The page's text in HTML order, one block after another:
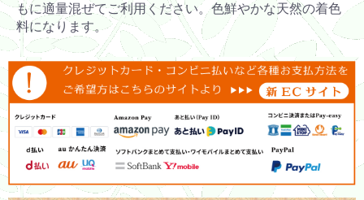
もに適量混ぜてご利用ください。色鮮やかな天然の着色
料になります。